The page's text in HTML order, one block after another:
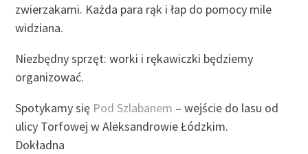
zwierzakami. Każda para rąk i łap do pomocy mile
widziana.
Niezbędny sprzęt: worki i rękawiczki będziemy
organizować.
Spotykamy się Pod Szlabanem – wejście do lasu od
ulicy Torfowej w Aleksandrowie Łódzkim.
Dokładna